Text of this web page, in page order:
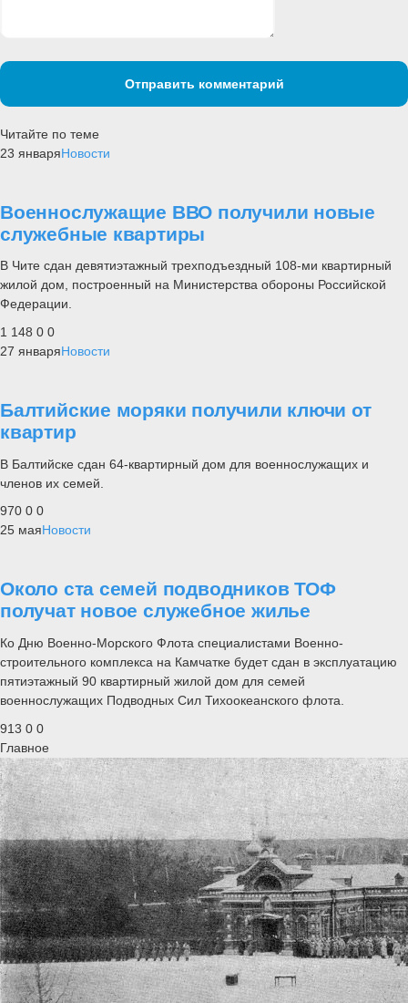
Отправить комментарий
Читайте по теме
23 январяНовости
Военнослужащие ВВО получили новые
служебные квартиры
В Чите сдан девятиэтажный трехподъездный 108-ми квартирный
жилой дом, построенный на Министерства обороны Российской
Федерации.
1 148 0 0
27 январяНовости
Балтийские моряки получили ключи от
квартир
В Балтийске сдан 64-квартирный дом для военнослужащих и
членов их семей.
970 0 0
25 маяНовости
Около ста семей подводников ТОФ
получат новое служебное жилье
Ко Дню Военно-Морского Флота специалистами Военно-
строительного комплекса на Камчатке будет сдан в эксплуатацию
пятиэтажный 90 квартирный жилой дом для семей
военнослужащих Подводных Сил Тихоокеанского флота.
913 0 0
Главное